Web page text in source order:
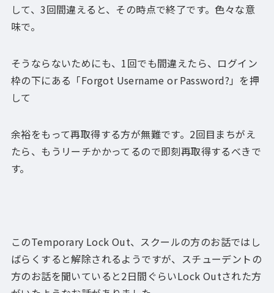
して、3回間違えると、その時点で終了です。色々な意
味で。
そうならないためにも、1回でも間違えたら、ログイン
枠の下にある「Forgot Username or Password?」を押
して
余裕をもって再取得する方が無難です。2回目まちがえ
たら、もうリーチかかってるので即刻再取得するべきで
す。
このTemporary Lock Out、スクールの方のお話ではし
ばらくすると解除されるようですが、スチューデントの
方のお話を聞いていると2日間ぐらいLock Outされた方